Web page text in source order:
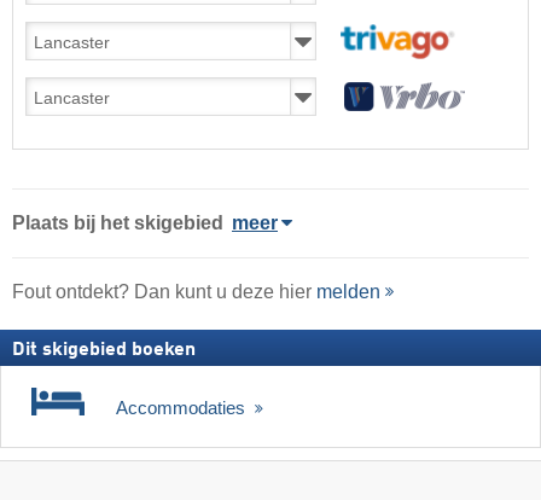
Plaats bij het skigebied meer
Fout ontdekt? Dan kunt u deze hier melden
Dit skigebied boeken
Accommodaties